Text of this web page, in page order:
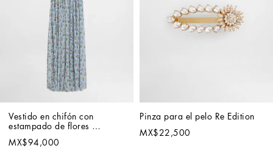
Vestido en chifón con
estampado de flores
MX$94,000
Pinza para el pelo Re Edition
MX$22,500